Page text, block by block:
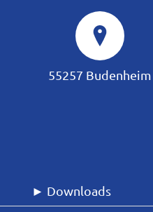
55257 Budenheim
► Downloads